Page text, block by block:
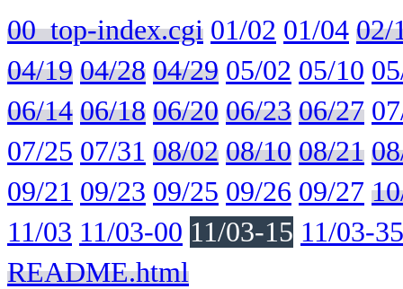
00_top-index.cgi 01/02 01/04 02/
04/19 04/28 04/29 05/02 05/10
06/14 06/18 06/20 06/23 06/27
07/25 07/31 08/02 08/10 08/21
09/21 09/23 09/25 09/26 09/27
11/03 11/03-00 11/03-15 11/03-35
README.html